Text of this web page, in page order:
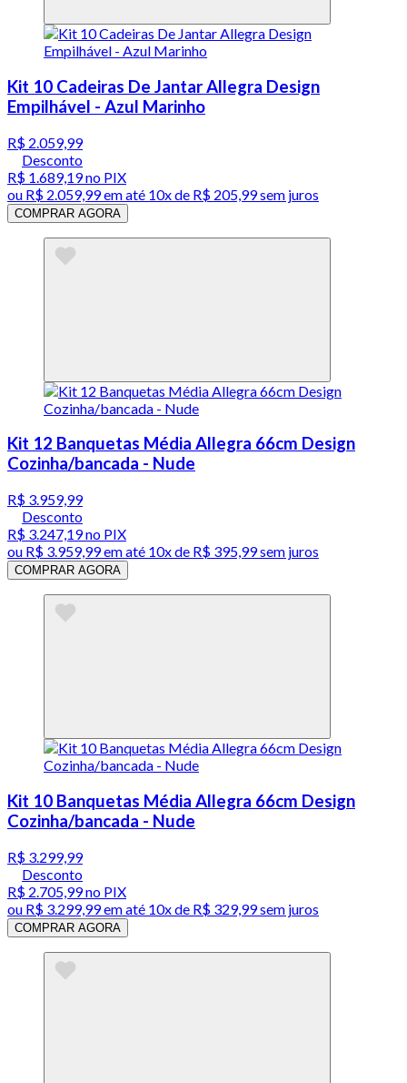
Kit 10 Cadeiras De Jantar Allegra Design
Empilhável - Azul Marinho
R$ 2.059,99
Desconto
R$ 1.689,19no PIX
ou R$ 2.059,99em até 10x de R$ 205,99 sem juros
COMPRAR AGORA
Kit 12 Banquetas Média Allegra 66cm Design
Cozinha/bancada - Nude
R$ 3.959,99
Desconto
R$ 3.247,19no PIX
ou R$ 3.959,99em até 10x de R$ 395,99 sem juros
COMPRAR AGORA
Kit 10 Banquetas Média Allegra 66cm Design
Cozinha/bancada - Nude
R$ 3.299,99
Desconto
R$ 2.705,99no PIX
ou R$ 3.299,99em até 10x de R$ 329,99 sem juros
COMPRAR AGORA